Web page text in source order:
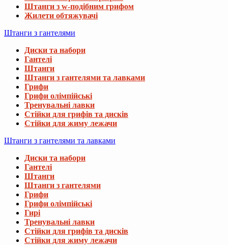
Штанги з w-подібним грифом
Жилети обтяжувачі
Штанги з гантелями
Диски та набори
Гантелі
Штанги
Штанги з гантелями та лавками
Грифи
Грифи олімпійські
Тренувальні лавки
Стійки для грифів та дисків
Стійки для жиму лежачи
Штанги з гантелями та лавками
Диски та набори
Гантелі
Штанги
Штанги з гантелями
Грифи
Грифи олімпійські
Гирі
Тренувальні лавки
Стійки для грифів та дисків
Стійки для жиму лежачи